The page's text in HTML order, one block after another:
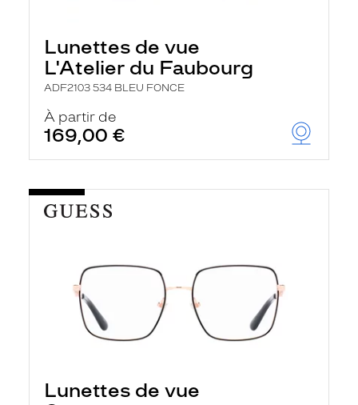
Lunettes de vue
L'Atelier du Faubourg
ADF2103 534 BLEU FONCE
À partir de
169,00 €
Lunettes de vue